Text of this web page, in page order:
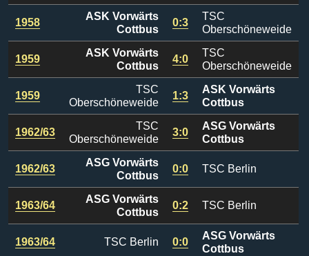
1958
ASK Vorwärts
Cottbus
0:3
TSC
Oberschöneweide
1959
ASK Vorwärts
Cottbus
4:0
TSC
Oberschöneweide
1959
TSC
Oberschöneweide
1:3
ASK Vorwärts
Cottbus
1962/63
TSC
Oberschöneweide
3:0
ASG Vorwärts
Cottbus
1962/63
ASG Vorwärts
Cottbus
0:0 TSC Berlin
1963/64
ASG Vorwärts
Cottbus
0:2 TSC Berlin
1963/64 TSC Berlin 0:0
ASG Vorwärts
Cottbus